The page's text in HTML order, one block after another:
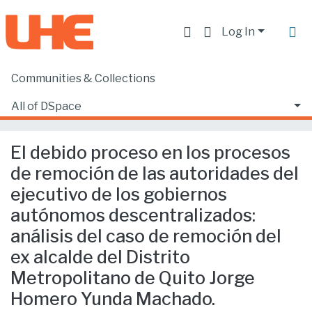
Log In
Communities & Collections
All of DSpace
Home
Facultad de Derecho
El debido proceso en los procesos de remoción de las autoridades del ejecutivo de los gobiernos autónomos descentralizados: análisis del caso de remoción del ex alcalde del Distrito Metropolitano de Quito Jorge Homero Yunda Machado.
El debido proceso en los procesos
de remoción de las autoridades del
ejecutivo de los gobiernos
autónomos descentralizados:
análisis del caso de remoción del
ex alcalde del Distrito
Metropolitano de Quito Jorge
Homero Yunda Machado.